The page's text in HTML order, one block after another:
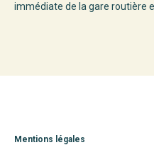
immédiate de la gare routière
Mentions légales